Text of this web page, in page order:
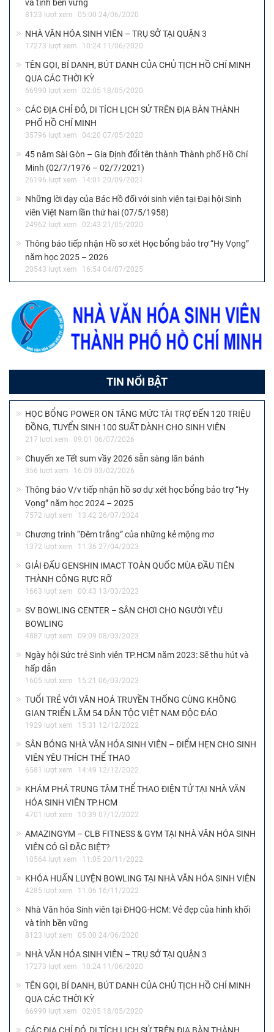
và tính bền vững
8123 lượt xem 05:00 24/06/2020
NHÀ VĂN HÓA SINH VIÊN – TRỤ SỞ TẠI QUẬN 3
17273 lượt xem 10:24 11/06/2020
TÊN GỌI, BÍ DANH, BÚT DANH CỦA CHỦ TỊCH HỒ CHÍ MINH
QUA CÁC THỜI KỲ
66990 lượt xem 02:05 18/05/2020
CÁC ĐỊA CHỈ ĐỎ, DI TÍCH LỊCH SỬ TRÊN ĐỊA BÀN THÀNH
PHỐ HỒ CHÍ MINH
35796 lượt xem 04:20 07/05/2020
45 năm Sài Gòn – Gia Định đổi tên thành Thành phố Hồ Chí
Minh (02/7/1976 – 02/7/2021)
26196 lượt xem 14:01 20/09/2021
Những lời dạy của Bác Hồ đối với sinh viên tại Đại hội Sinh
viên Việt Nam lần thứ hai (07/5/1958)
24962 lượt xem 02:43 21/05/2020
Thông báo tiếp nhận Hồ sơ xét Học bổng bảo trợ “Hy Vọng”
năm học 2025 – 2026
20543 lượt xem 16:54 04/07/2025
TIN NỔI BẬT
HỌC BỔNG POWER ON TĂNG MỨC TÀI TRỢ ĐẾN 120 TRIỆU
ĐỒNG, TUYỂN SINH 100 SUẤT DÀNH CHO SINH VIÊN
217 lượt xem 09:01 06/07/2026
Chuyến xe Tết sum vầy 2026 sẵn sàng lăn bánh
356 lượt xem 16:09 03/02/2026
Thông báo V/v tiếp nhận hồ sơ dự xét học bổng bảo trợ “Hy
Vọng” năm học 2024 – 2025
7572 lượt xem 13:42 26/07/2024
Chương trình “Đêm trắng” của những kẻ mộng mơ
1372 lượt xem 11:36 27/04/2023
GIẢI ĐẤU GENSHIN IMACT TOÀN QUỐC MÙA ĐẦU TIÊN
THÀNH CÔNG RỰC RỠ
1663 lượt xem 00:43 13/03/2023
SV BOWLING CENTER – SÂN CHƠI CHO NGƯỜI YÊU
BOWLING
4887 lượt xem 09:09 08/03/2023
Ngày hội Sức trẻ Sinh viên TP.HCM năm 2023: Sẽ thu hút và
hấp dẫn
1605 lượt xem 15:21 06/03/2023
TUỔI TRẺ VỚI VĂN HOÁ TRUYỀN THỐNG CÙNG KHÔNG
GIAN TRIỂN LÃM 54 DÂN TỘC VIỆT NAM ĐỘC ĐÁO
1929 lượt xem 15:31 12/12/2022
SÂN BÓNG NHÀ VĂN HÓA SINH VIÊN – ĐIỂM HẸN CHO SINH
VIÊN YÊU THÍCH THỂ THAO
6581 lượt xem 14:49 12/12/2022
KHÁM PHÁ TRUNG TÂM THỂ THAO ĐIỆN TỬ TẠI NHÀ VĂN
HÓA SINH VIÊN TP.HCM
4701 lượt xem 10:39 07/12/2022
AMAZINGYM – CLB FITNESS & GYM TẠI NHÀ VĂN HÓA SINH
VIÊN CÓ GÌ ĐẶC BIỆT?
10564 lượt xem 11:05 20/11/2022
KHÓA HUẤN LUYỆN BOWLING TẠI NHÀ VĂN HÓA SINH VIÊN
4285 lượt xem 11:06 16/11/2022
Nhà Văn hóa Sinh viên tại ĐHQG-HCM: Vẻ đẹp của hình khối
và tính bền vững
8123 lượt xem 05:00 24/06/2020
NHÀ VĂN HÓA SINH VIÊN – TRỤ SỞ TẠI QUẬN 3
17273 lượt xem 10:24 11/06/2020
TÊN GỌI, BÍ DANH, BÚT DANH CỦA CHỦ TỊCH HỒ CHÍ MINH
QUA CÁC THỜI KỲ
66990 lượt xem 02:05 18/05/2020